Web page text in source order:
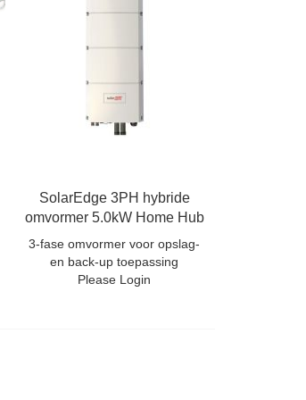
SolarEdge 3PH hybride
omvormer 5.0kW Home Hub
3-fase omvormer voor opslag-
en back-up toepassing
Please Login